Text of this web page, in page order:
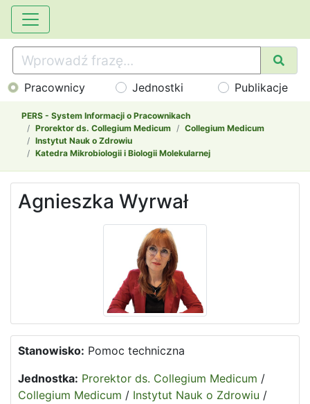
Pracownicy Jednostki Publikacje
PERS - System Informacji o Pracownikach
Prorektor ds. Collegium Medicum
Collegium Medicum
Instytut Nauk o Zdrowiu
Katedra Mikrobiologii i Biologii Molekularnej
Agnieszka Wyrwał
Stanowisko: Pomoc techniczna
Jednostka: Prorektor ds. Collegium Medicum /
Collegium Medicum / Instytut Nauk o Zdrowiu /